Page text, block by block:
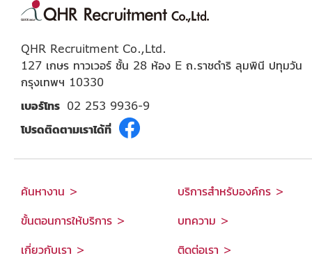
QHR Recruitment Co.,Ltd.
127 เกษร ทาวเวอร์ ชั้น 28 ห้อง E ถ.ราชดำริ ลุมพินี ปทุมวัน
กรุงเทพฯ 10330
เบอร์โทร 02 253 9936-9
โปรดติดตามเราได้ที่
ค้นหางาน > บริการสำหรับองค์กร >
ขั้นตอนการให้บริการ > บทความ >
เกี่ยวกับเรา > ติดต่อเรา >